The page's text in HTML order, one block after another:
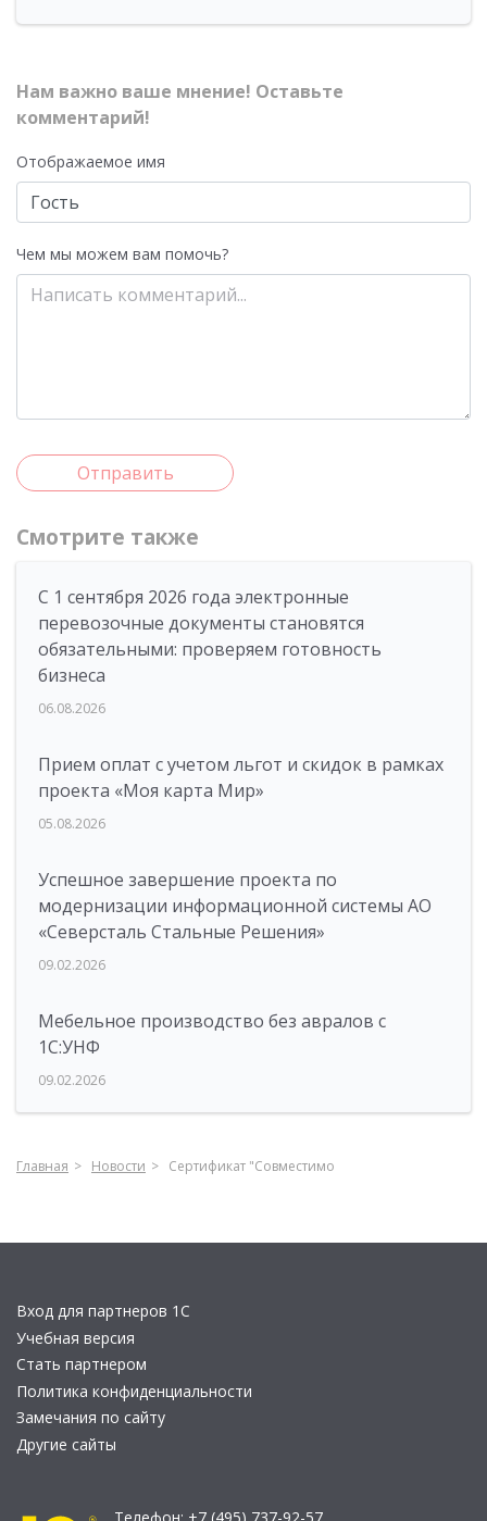
Нам важно ваше мнение! Оставьте
комментарий!
Отображаемое имя
Чем мы можем вам помочь?
Отправить
Смотрите также
С 1 сентября 2026 года электронные
перевозочные документы становятся
обязательными: проверяем готовность
бизнеса
06.08.2026
Прием оплат с учетом льгот и скидок в рамках
проекта «Моя карта Мир»
05.08.2026
Успешное завершение проекта по
модернизации информационной системы АО
«Северсталь Стальные Решения»
09.02.2026
Мебельное производство без авралов с
1С:УНФ
09.02.2026
Главная Новости Сертификат "Совместимо
Вход для партнеров 1С
Учебная версия
Стать партнером
Политика конфиденциальности
Замечания по сайту
Другие сайты